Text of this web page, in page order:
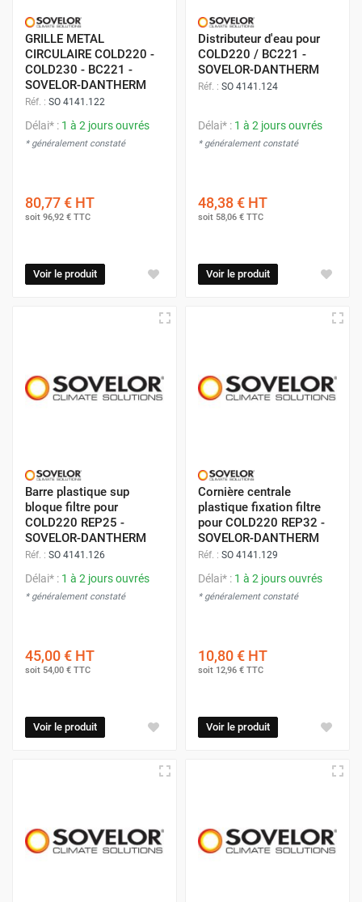
GRILLE METAL
CIRCULAIRE COLD220 -
COLD230 - BC221 -
SOVELOR-DANTHERM
Réf. : SO 4141.122
Délai* : 1 à 2 jours ouvrés
* généralement constaté
80,77 € HT
soit 96,92 € TTC
Voir le produit
Distributeur d'eau pour
COLD220 / BC221 -
SOVELOR-DANTHERM
Réf. : SO 4141.124
Délai* : 1 à 2 jours ouvrés
* généralement constaté
48,38 € HT
soit 58,06 € TTC
Voir le produit
Barre plastique sup
bloque filtre pour
COLD220 REP25 -
SOVELOR-DANTHERM
Réf. : SO 4141.126
Délai* : 1 à 2 jours ouvrés
* généralement constaté
45,00 € HT
soit 54,00 € TTC
Voir le produit
Cornière centrale
plastique fixation filtre
pour COLD220 REP32 -
SOVELOR-DANTHERM
Réf. : SO 4141.129
Délai* : 1 à 2 jours ouvrés
* généralement constaté
10,80 € HT
soit 12,96 € TTC
Voir le produit